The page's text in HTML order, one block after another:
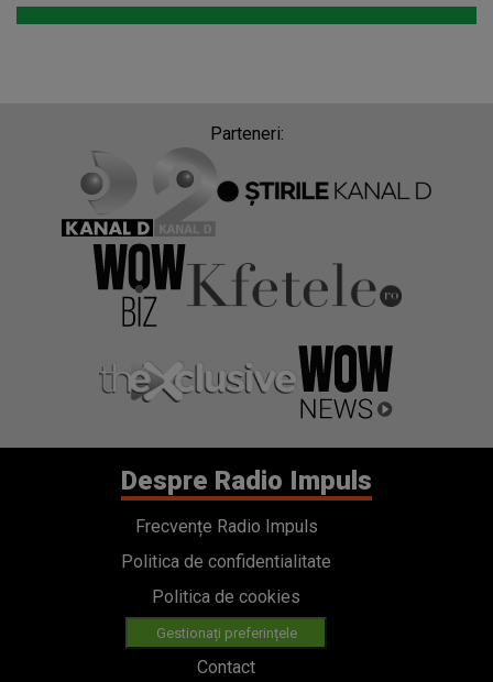
Parteneri:
Despre Radio Impuls
Frecvențe Radio Impuls
Politica de confidentialitate
Politica de cookies
Gestionați preferințele
Contact